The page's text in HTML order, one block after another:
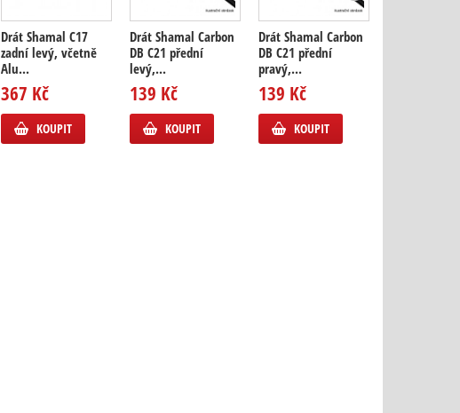
Drát Shamal C17
zadní levý, včetně
Alu...
367 Kč
KOUPIT
Drát Shamal Carbon
DB C21 přední
levý,...
139 Kč
KOUPIT
Drát Shamal Carbon
DB C21 přední
pravý,...
139 Kč
KOUPIT